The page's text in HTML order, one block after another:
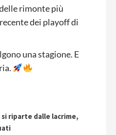
rimonte più
dei playoff di
una stagione. E
si riparte dalle lacrime,